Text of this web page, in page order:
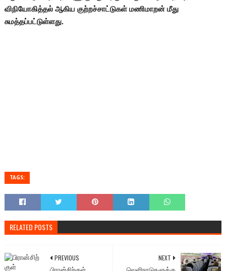
விநியோகித்தல் ஆகிய குற்றச்சாட்டுகள் மணிமாறன் மீது
சுமத்தப்பட்டுள்ளது.
TAGS:
RELATED POSTS
NEXT
PREVIOUS